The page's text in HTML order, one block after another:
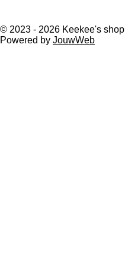
© 2023 - 2026 Keekee's shop
Powered by JouwWeb